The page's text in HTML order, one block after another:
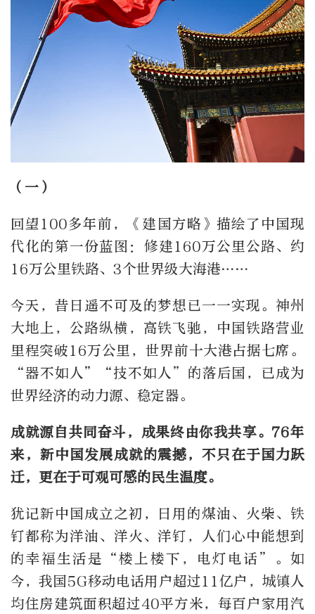
（一）
回望100多年前，《建国方略》描绘了中国现
代化的第一份蓝图：修建160万公里公路、约
16万公里铁路、3个世界级大海港……
今天，昔日遥不可及的梦想已一一实现。神州
大地上，公路纵横，高铁飞驰，中国铁路营业
里程突破16万公里，世界前十大港占据七席。
“器不如人”“技不如人”的落后国，已成为
世界经济的动力源、稳定器。
成就源自共同奋斗，成果终由你我共享。76年
来，新中国发展成就的震撼，不只在于国力跃
迁，更在于可观可感的民生温度。
犹记新中国成立之初，日用的煤油、火柴、铁
钉都称为洋油、洋火、洋钉，人们心中能想到
的幸福生活是“楼上楼下，电灯电话”。如
今，我国5G移动电话用户超过11亿户，城镇人
均住房建筑面积超过40平方米，每百户家用汽